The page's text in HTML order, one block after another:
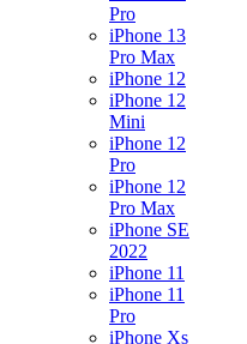
Pro
iPhone 13
Pro Max
iPhone 12
iPhone 12
Mini
iPhone 12
Pro
iPhone 12
Pro Max
iPhone SE
2022
iPhone 11
iPhone 11
Pro
iPhone Xs